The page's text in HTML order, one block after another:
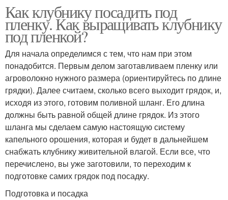
Как клубнику посадить под
пленку. Как выращивать клубнику
под пленкой?
Для начала определимся с тем, что нам при этом
понадобится. Первым делом заготавливаем пленку или
агроволокно нужного размера (ориентируйтесь по длине
грядки). Далее считаем, сколько всего выходит грядок, и,
исходя из этого, готовим поливной шланг. Его длина
должны быть равной общей длине грядок. Из этого
шланга мы сделаем самую настоящую систему
капельного орошения, которая и будет в дальнейшем
снабжать клубнику живительной влагой. Если все, что
перечислено, вы уже заготовили, то переходим к
подготовке самих грядок под посадку.
Подготовка и посадка